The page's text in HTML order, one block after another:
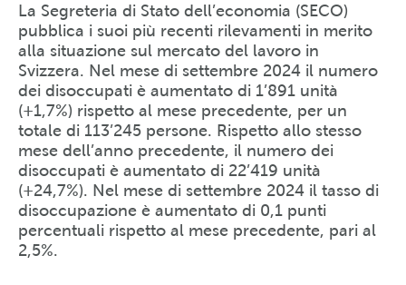
La Segreteria di Stato dell’economia (SECO)
pubblica i suoi più recenti rilevamenti in merito
alla situazione sul mercato del lavoro in
Svizzera. Nel mese di settembre 2024 il numero
dei disoccupati è aumentato di 1’891 unità
(+1,7%) rispetto al mese precedente, per un
totale di 113’245 persone. Rispetto allo stesso
mese dell’anno precedente, il numero dei
disoccupati è aumentato di 22’419 unità
(+24,7%). Nel mese di settembre 2024 il tasso di
disoccupazione è aumentato di 0,1 punti
percentuali rispetto al mese precedente, pari al
2,5%.